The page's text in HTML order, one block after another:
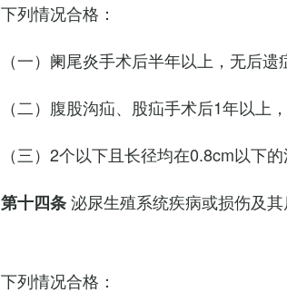
下列情况合格：
（一）阑尾炎手术后半年以上，无后遗
（二）腹股沟疝、股疝手术后1年以上
（三）2个以下且长径均在0.8cm以下的
第十四条泌尿生殖系统疾病或损伤及
下列情况合格：